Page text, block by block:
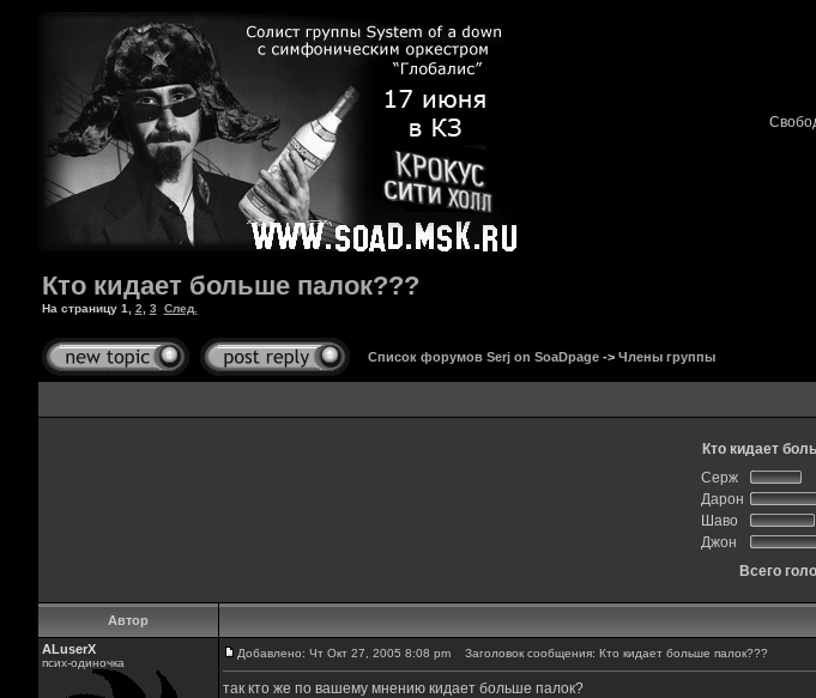
Кто кидает больше палок???
На страницу 1 2 3 След.
Список форумов Serj on SoaDpage-> Члены группы
Кто кидает
Серж
Дарон
Шаво
Джон
Всего
Автор
ALuserX
псих-одиночка
Добавлено: Чт Окт 27, 2005 8:08 pm Заголовок сообщения: Кто кидает больше палок???
так кто же по вашему мнению кидает больше палок?